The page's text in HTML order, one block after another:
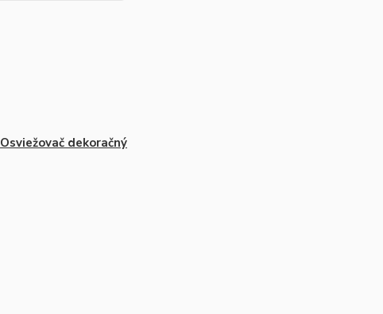
Osviežovač dekoračný